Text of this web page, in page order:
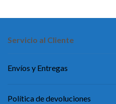
Servicio al Cliente
Envíos y Entregas
Política de devoluciones